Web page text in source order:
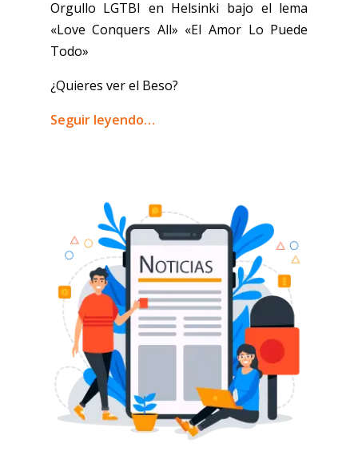
Orgullo LGTBI en Helsinki bajo el lema
«Love Conquers All» «El Amor Lo Puede
Todo»
¿Quieres ver el Beso?
Seguir leyendo…